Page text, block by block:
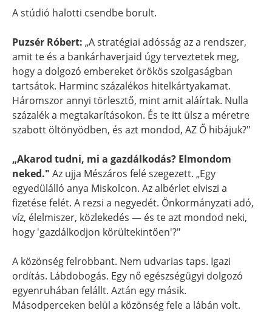
A stúdió halotti csendbe borult.
Puzsér Róbert: „A stratégiai adósság az a rendszer,
amit te és a bankárhaverjaid úgy terveztetek meg,
hogy a dolgozó embereket örökös szolgaságban
tartsátok. Harminc százalékos hitelkártyakamat.
Háromszor annyi törlesztő, mint amit aláírtak. Nulla
százalék a megtakarításokon. És te itt ülsz a méretre
szabott öltönyödben, és azt mondod, AZ Ő hibájuk?"
„Akarod tudni, mi a gazdálkodás? Elmondom
neked." Az ujja Mészáros felé szegezett. „Egy
egyedülálló anya Miskolcon. Az albérlet elviszi a
fizetése felét. A rezsi a negyedét. Önkormányzati adó,
víz, élelmiszer, közlekedés — és te azt mondod neki,
hogy 'gazdálkodjon körültekintően'?"
A közönség felrobbant. Nem udvarias taps. Igazi
ordítás. Lábdobogás. Egy nő egészségügyi dolgozó
egyenruhában felállt. Aztán egy másik.
Másodperceken belül a közönség fele a lábán volt.